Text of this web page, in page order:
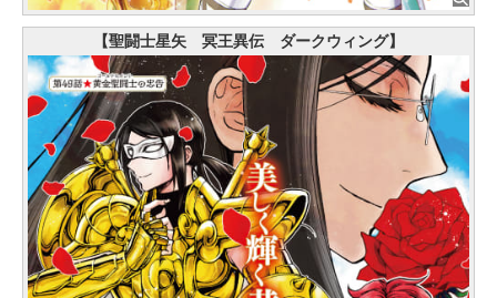
【聖闘士星矢 冥王異伝 ダークウィング】